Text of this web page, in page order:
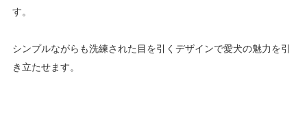
す。
シンプルながらも洗練された目を引くデザインで愛犬の魅力を引
き立たせます。